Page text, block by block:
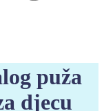
puža
djecu